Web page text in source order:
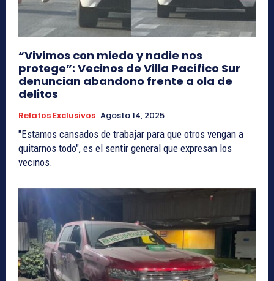
“Vivimos con miedo y nadie nos
protege”: Vecinos de Villa Pacífico Sur
denuncian abandono frente a ola de
delitos
Relatos Exclusivos Agosto 14, 2025
"Estamos cansados de trabajar para que otros vengan a
quitarnos todo", es el sentir general que expresan los
vecinos.